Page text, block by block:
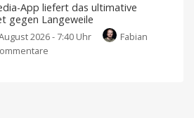
als
Feed
speichern
großem
für
App liefert das ultimative
gegen Langeweile
2026 - 7:40 Uhr
Fabian